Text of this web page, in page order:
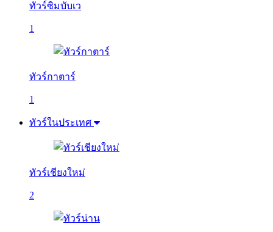
ทัวร์ซิมบับเว
1
ทัวร์กาตาร์
1
ทัวร์ในประเทศ
ทัวร์เชียงใหม่
2